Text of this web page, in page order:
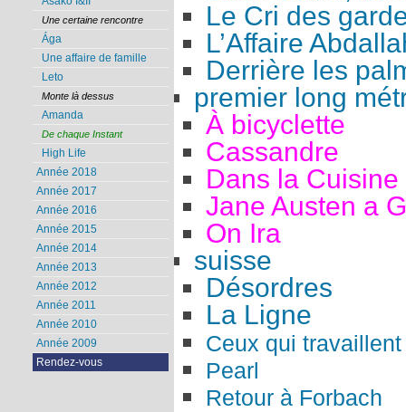
Le Cri des
L’Affaire
Derrière les
premier long
À bicyclette
Cassandre
Dans la
Jane Austen a
On Ira
suisse
Désordres
La Ligne
Ceux qui travaillent
Pearl
Retour à Forbach
Une certaine rencontre
Ága
Une affaire de famille
Leto
Monte là dessus
Amanda
De chaque Instant
High Life
Année 2018
Année 2017
Année 2016
Année 2015
Année 2014
Année 2013
Année 2012
Année 2011
Année 2010
Année 2009
Rendez-vous